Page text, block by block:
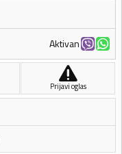
Aktivan
Prijavi oglas